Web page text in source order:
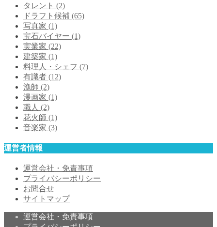
タレント (2)
ドラフト候補 (65)
写真家 (1)
宝石バイヤー (1)
実業家 (22)
建築家 (1)
料理人・シェフ (7)
有識者 (12)
漁師 (2)
漫画家 (1)
職人 (2)
花火師 (1)
音楽家 (3)
運営者情報
運営会社・免責事項
プライバシーポリシー
お問合せ
サイトマップ
運営会社・免責事項